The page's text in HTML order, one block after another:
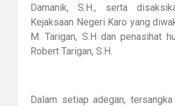
Damanik, S.H., serta
Kejaksaan Negeri Karo yang
M. Tarigan, S.H dan penasihat
Robert Tarigan, S.H.
Dalam setiap adegan, tersangka